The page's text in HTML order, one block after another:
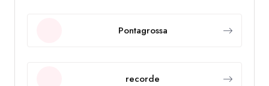
Pontagrossa
recorde